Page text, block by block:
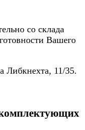
со склада
Вашего
Либкнехта, 11/35.